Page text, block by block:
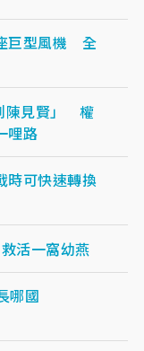
巨型風機 全
陳見賢」 權
哩路
可快速轉換
活一窩幼燕
哪國